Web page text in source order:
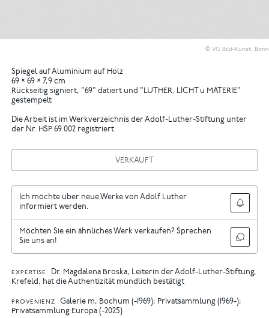
© VG Bild-Kunst, Bonn
Spiegel auf Aluminium auf Holz
69 × 69 × 7,9 cm
Rückseitig signiert, "69" datiert und "LUTHER. LICHT u MATERIE"
gestempelt
Die Arbeit ist im Werkverzeichnis der Adolf-Luther-Stiftung unter
der Nr. HSP 69 002 registriert
VERKAUFT
Ich möchte über neue Werke von Adolf Luther
informiert werden.
Möchten Sie ein ähnliches Werk verkaufen? Sprechen
Sie uns an!
EXPERTISE
Dr. Magdalena Broska, Leiterin der Adolf-Luther-Stiftung,
Krefeld, hat die Authentizität mündlich bestätigt
PROVENIENZ
Galerie m, Bochum (-1969); Privatsammlung (1969-);
Privatsammlung Europa (-2025)